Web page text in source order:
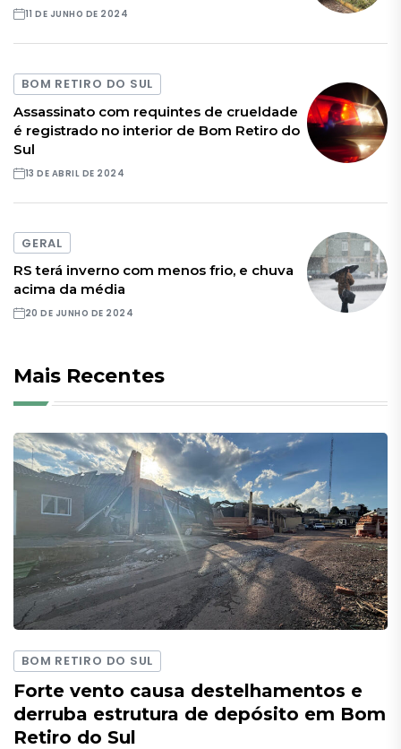
11 DE JUNHO DE 2024
BOM RETIRO DO SUL
Assassinato com requintes de crueldade
é registrado no interior de Bom Retiro do
Sul
13 DE ABRIL DE 2024
GERAL
RS terá inverno com menos frio, e chuva
acima da média
20 DE JUNHO DE 2024
Mais Recentes
BOM RETIRO DO SUL
Forte vento causa destelhamentos e
derruba estrutura de depósito em Bom
Retiro do Sul